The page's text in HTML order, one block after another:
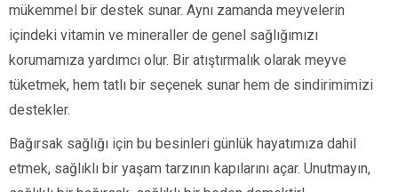
mükemmel bir destek sunar. Aynı zamanda meyvelerin
içindeki vitamin ve mineraller de genel sağlığımızı
korumamıza yardımcı olur. Bir atıştırmalık olarak meyve
tüketmek, hem tatlı bir seçenek sunar hem de sindirimimizi
destekler.
Bağırsak sağlığı için bu besinleri günlük hayatımıza dahil
etmek, sağlıklı bir yaşam tarzının kapılarını açar. Unutmayın,